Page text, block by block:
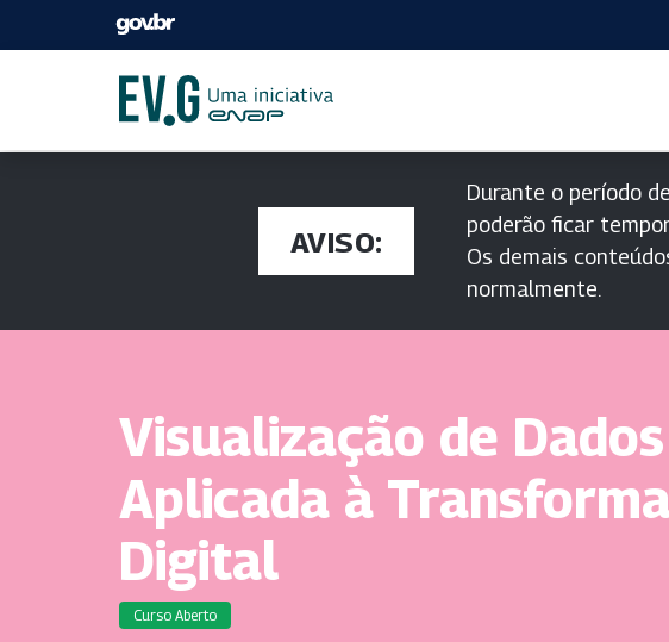
AVISO:
Durante o período
poderão ficar
Os demais
normalmente.
Visualização de Dados
Aplicada à
Digital
Curso Aberto